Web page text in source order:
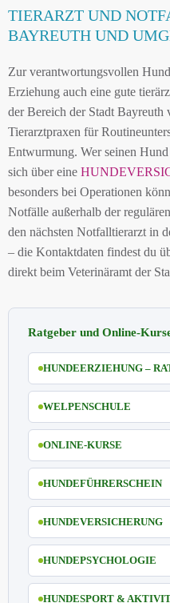
TIERARZT UND
BAYREUTH UND
Zur verantwortungsvollen
Erziehung auch eine gute
der Bereich der Stadt Bayreuth
Tierarztpraxen für
Entwurmung. Wer seinen
sich über eine
besonders bei Operationen
Notfälle außerhalb der
den nächsten Notfalltierarzt in
– die Kontaktdaten findest du
direkt beim Veterinäramt der
Ratgeber und Online-
HUNDEERZIEHUNG –
WELPENSCHULE
ONLINE-KURSE
HUNDEFÜHRERSCHEIN
HUNDEVERSICHERUNG
HUNDEPSYCHOLOGIE
HUNDESPORT &